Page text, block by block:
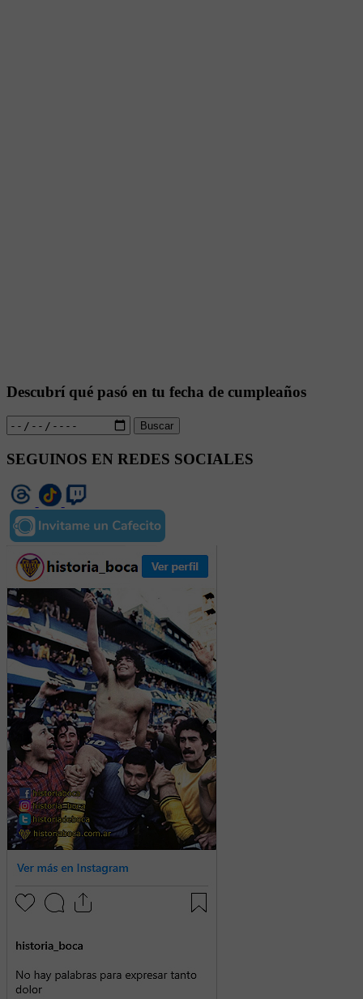
Descubrí qué pasó en tu fecha de cumpleaños
Buscar
SEGUINOS EN REDES SOCIALES